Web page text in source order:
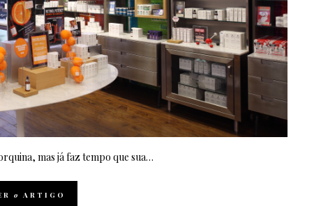
mas já faz tempo que sua…
o ARTIGO